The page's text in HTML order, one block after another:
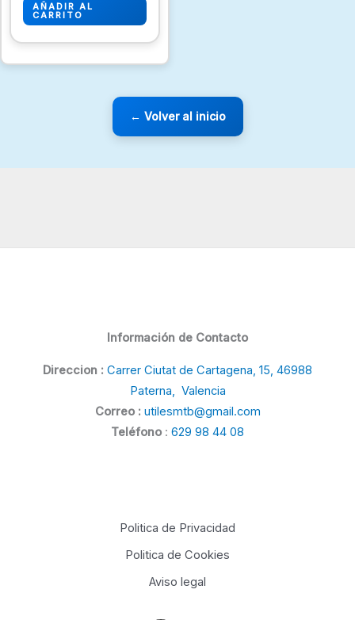
AÑADIR AL
CARRITO
← Volver al inicio
Información de Contacto
Direccion : Carrer Ciutat de Cartagena, 15, 46988
Paterna, Valencia
Correo : utilesmtb@gmail.com
Teléfono : 629 98 44 08
Politica de Privacidad
Politica de Cookies
Aviso legal